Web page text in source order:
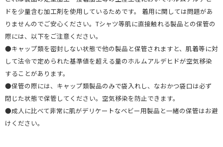
ドを少量含む加工剤を使用しているためです。 着用に関しては問題があ
りませんのでご安心ください。Tシャツ等肌に直接触れる製品との保管の
際には、以下をご注意ください。
●キャップ類を密封しない状態で他の製品と保管されますと、肌着等に対
して法令で定められた基準値を超える量のホルムアルデヒドが空気移染
することがあります。
●保管の際には、キャップ類製品のみで袋入れし、なおかつ袋口は必ず
閉じた状態で保管してください。空気移染を防止できます。
●成人に比べて非常に肌がデリケートなベビー用製品と一緒の保管はお避
けください。